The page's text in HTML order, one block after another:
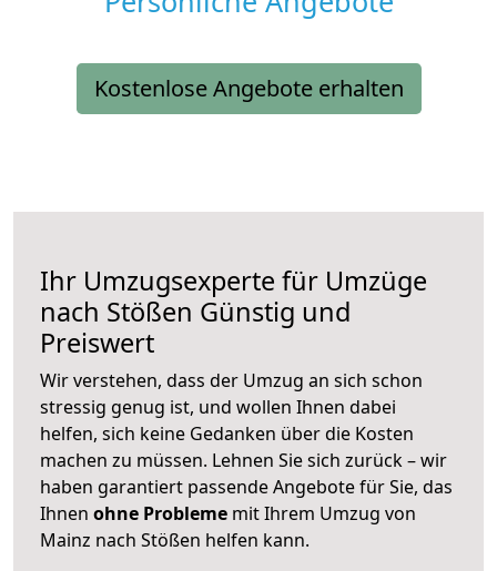
Kostenlose Angebote erhalten
Ihr Umzugsexperte für Umzüge
nach Stößen Günstig und
Preiswert
Wir verstehen, dass der Umzug an sich schon
stressig genug ist, und wollen Ihnen dabei
helfen, sich keine Gedanken über die Kosten
machen zu müssen. Lehnen Sie sich zurück – wir
haben garantiert passende Angebote für Sie, das
Ihnen ohne Probleme mit Ihrem Umzug von
Mainz nach Stößen helfen kann.